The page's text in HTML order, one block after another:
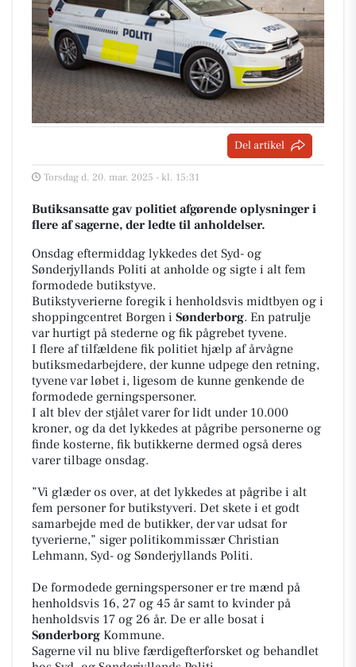
Del artikel
Torsdag d. 20. mar. 2025 - kl. 15:31
Butiksansatte gav politiet afgørende oplysninger i
flere af sagerne, der ledte til anholdelser.
Onsdag eftermiddag lykkedes det Syd- og
Sønderjyllands Politi at anholde og sigte i alt fem
formodede butikstyve.
Butikstyverierne foregik i henholdsvis midtbyen og i
shoppingcentret Borgen i Sønderborg. En patrulje
var hurtigt på stederne og fik pågrebet tyvene.
I flere af tilfældene fik politiet hjælp af årvågne
butiksmedarbejdere, der kunne udpege den retning,
tyvene var løbet i, ligesom de kunne genkende de
formodede gerningspersoner.
I alt blev der stjålet varer for lidt under 10.000
kroner, og da det lykkedes at pågribe personerne og
finde kosterne, fik butikkerne dermed også deres
varer tilbage onsdag.
”Vi glæder os over, at det lykkedes at pågribe i alt
fem personer for butikstyveri. Det skete i et godt
samarbejde med de butikker, der var udsat for
tyverierne,” siger politikommissær Christian
Lehmann, Syd- og Sønderjyllands Politi.
De formodede gerningspersoner er tre mænd på
henholdsvis 16, 27 og 45 år samt to kvinder på
henholdsvis 17 og 26 år. De er alle bosat i
Sønderborg Kommune.
Sagerne vil nu blive færdigefterforsket og behandlet